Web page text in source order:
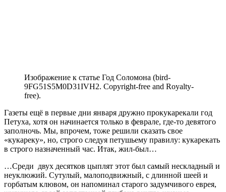
Изображение к статье Год Соломона (bird-
9FG51S5M0D31IVH2. Copyright-free and Royalty-
free).
Газеты ещё в первые дни января дружно прокукарекали год
Петуха, хотя он начинается только в феврале, где-то девятого
заполночь. Мы, впрочем, тоже решили сказать свое
«кукареку», но, строго следуя петушьему правилу: кукарекать
в строго назначенный час. Итак, жил-был…
…Среди двух десятков цыплят этот был самый нескладный и
неуклюжий. Сутулый, малоподвижный, с длинной шеей и
горбатым клювом, он напоминал старого задумчивого еврея,